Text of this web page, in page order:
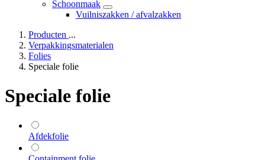
Schoonmaak
Vuilniszakken / afvalzakken
Producten ...
Verpakkingsmaterialen
Folies
Speciale folie
Speciale folie
Afdekfolie